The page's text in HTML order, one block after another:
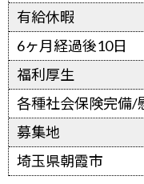
有給休暇
6ヶ月経過後10日
福利厚生
各種社会保険完備/
募集地
埼玉県朝霞市